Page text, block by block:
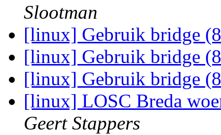
Slootman
[linux] Gebruik bridge
[linux] Gebruik bridge
[linux] Gebruik bridge
[linux] LOSC Breda
Geert Stappers